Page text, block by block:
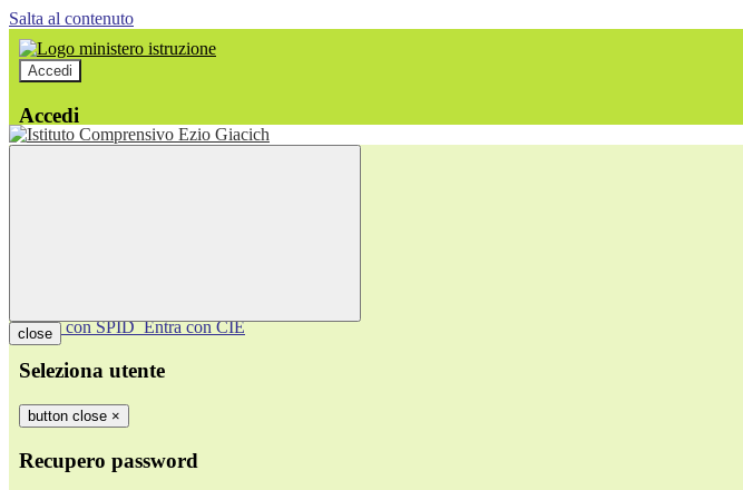
Salta al contenuto
Accedi
Accedi
Entra con SPID Entra con CIE
Seleziona utente
button close ×
Recupero password
close